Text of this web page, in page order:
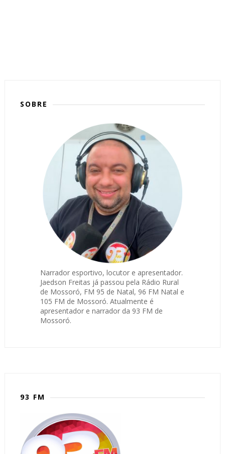
SOBRE
Narrador esportivo, locutor e apresentador.
Jaedson Freitas já passou pela Rádio Rural
de Mossoró, FM 95 de Natal, 96 FM Natal e
105 FM de Mossoró. Atualmente é
apresentador e narrador da 93 FM de
Mossoró.
93 FM